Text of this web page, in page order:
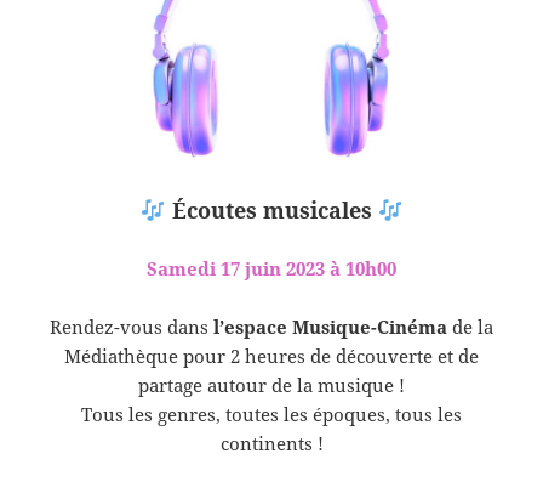
Écoutes musicales
Samedi 17 juin 2023 à 10h00
Rendez-vous dans l’espace Musique-Cinéma de la
Médiathèque pour 2 heures de découverte et de
partage autour de la musique !
Tous les genres, toutes les époques, tous les
continents !